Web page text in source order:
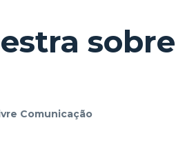
Comunicação